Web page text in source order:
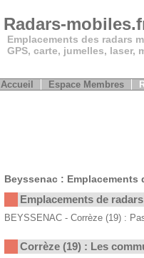
Radars-
Emplacements des radars
GPS, carte, jumelles, laser,
Accueil Espace Membres
Beyssenac : Emplacements
Emplacements de
BEYSSENAC - Corrèze (19) :
Corrèze (19) : Les